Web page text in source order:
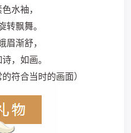
水袖，
转飘舞。
眉渐舒，
，如画。
符合当时的画面）